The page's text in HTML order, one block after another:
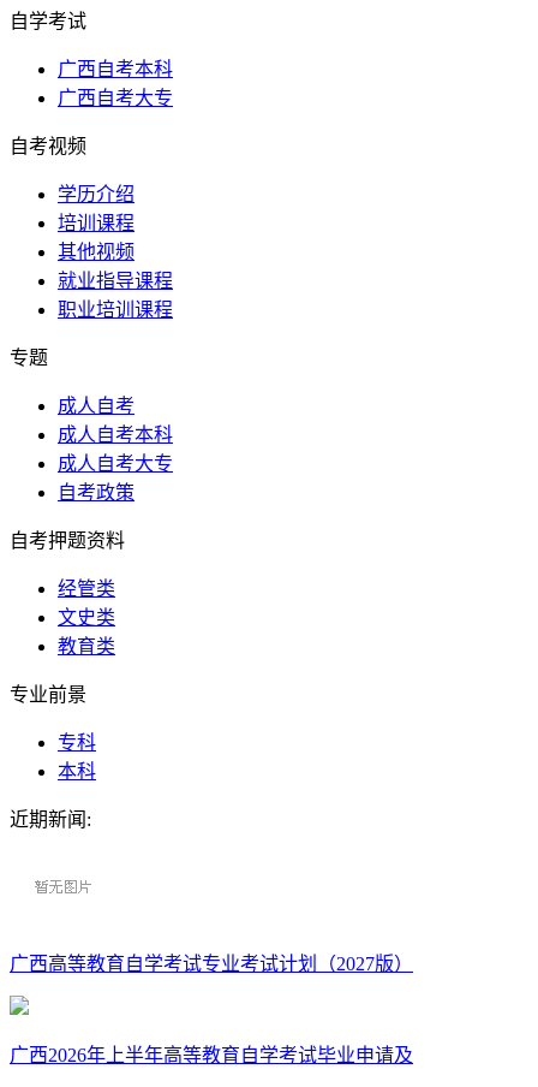
自学考试
广西自考本科
广西自考大专
自考视频
学历介绍
培训课程
其他视频
就业指导课程
职业培训课程
专题
成人自考
成人自考本科
成人自考大专
自考政策
自考押题资料
经管类
文史类
教育类
专业前景
专科
本科
近期新闻:
广西高等教育自学考试专业考试计划（2027版）
广西2026年上半年高等教育自学考试毕业申请及